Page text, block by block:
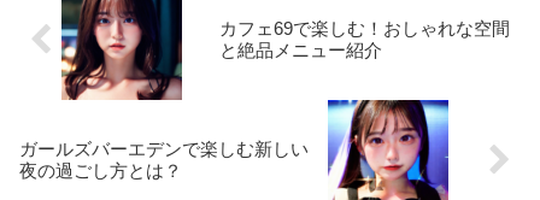
カフェ69で楽しむ！おしゃれな空間
と絶品メニュー紹介
ガールズバーエデンで楽しむ新しい
夜の過ごし方とは？